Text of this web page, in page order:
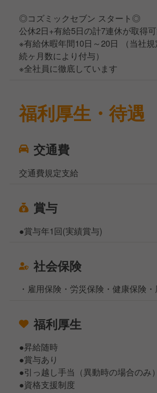
◎コズミックセブン スタート◎
公休2日+有給5日の計7連休が取得可
※有給休暇年間10日～20日 （当社
続ヶ月数により付与）
※全社員に徹底しています
福利厚生・待遇
交通費
交通費規定支給
賞与
●賞与年1回(実績賞与)
社会保険
・雇用保険・労災保険・健康保険
福利厚生
●昇給随時
●賞与あり
●引っ越し手当（異動時の場合のみ）
●資格支援制度